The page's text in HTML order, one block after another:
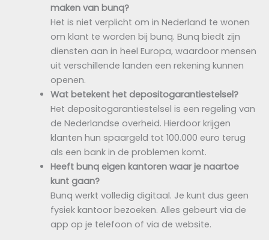
maken van bunq?
Het is niet verplicht om in Nederland te wonen
om klant te worden bij bunq. Bunq biedt zijn
diensten aan in heel Europa, waardoor mensen
uit verschillende landen een rekening kunnen
openen.
Wat betekent het depositogarantiestelsel?
Het depositogarantiestelsel is een regeling van
de Nederlandse overheid. Hierdoor krijgen
klanten hun spaargeld tot 100.000 euro terug
als een bank in de problemen komt.
Heeft bunq eigen kantoren waar je naartoe
kunt gaan?
Bunq werkt volledig digitaal. Je kunt dus geen
fysiek kantoor bezoeken. Alles gebeurt via de
app op je telefoon of via de website.